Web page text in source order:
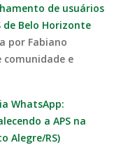
de usuários
de Belo Horizonte
por Fabiano
comunidade e
WhatsApp:
a APS na
Alegre/RS)